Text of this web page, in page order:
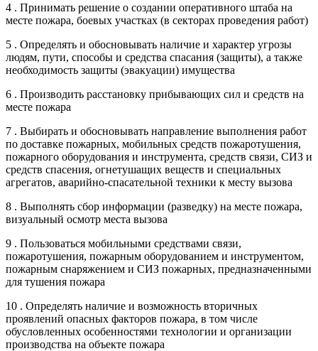
4 . Принимать решение о создании оперативного штаба на
месте пожара, боевых участках (в секторах проведения работ)
5 . Определять и обосновывать наличие и характер угрозы
людям, пути, способы и средства спасания (защиты), а также
необходимость защиты (эвакуации) имущества
6 . Производить расстановку прибывающих сил и средств на
месте пожара
7 . Выбирать и обосновывать направление выполнения работ
по доставке пожарных, мобильных средств пожаротушения,
пожарного оборудования и инструмента, средств связи, СИЗ и
средств спасения, огнетушащих веществ и специальных
агрегатов, аварийно-спасательной техники к месту вызова
8 . Выполнять сбор информации (разведку) на месте пожара,
визуальный осмотр места вызова
9 . Пользоваться мобильными средствами связи,
пожаротушения, пожарным оборудованием и инструментом,
пожарным снаряжением и СИЗ пожарных, предназначенными
для тушения пожара
10 . Определять наличие и возможность вторичных
проявлений опасных факторов пожара, в том числе
обусловленных особенностями технологии и организации
производства на объекте пожара